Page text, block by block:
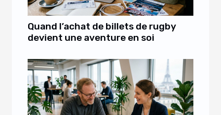
Quand l’achat de billets de rugby
devient une aventure en soi